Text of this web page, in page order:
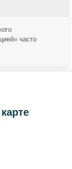
часто
на кнопку